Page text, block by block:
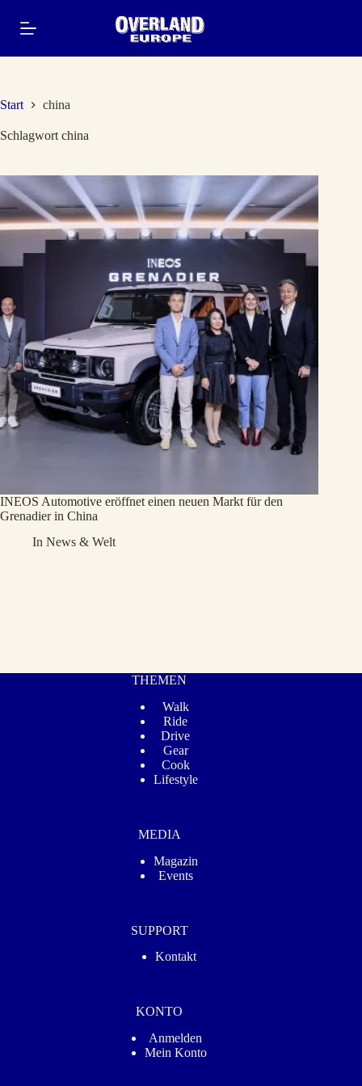
Inhalt
springen
Start china
Schlagwort china
INEOS Automotive eröffnet einen neuen Markt für den
Grenadier in China
In News & Welt
THEMEN
Walk
Ride
Drive
Gear
Cook
Lifestyle
MEDIA
Magazin
Events
SUPPORT
Kontakt
KONTO
Anmelden
Mein Konto